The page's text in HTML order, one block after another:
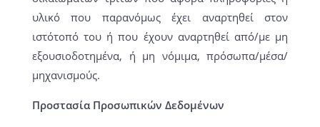
υλικό που παρανόμως έχει αναρτηθεί στον
ιστότοπό του ή που έχουν αναρτηθεί από/με μη
εξουσιοδοτημένα, ή μη νόμιμα, πρόσωπα/μέσα/
μηχανισμούς.
Προστασία Προσωπικών Δεδομένων